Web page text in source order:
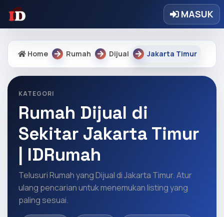
MASUK
Home Rumah Dijual Jakarta Timur
KATEGORI
Rumah Dijual di
Sekitar Jakarta Timur
| IDRumah
Telusuri Rumah yang Dijual di Jakarta Timur. Atur
ulang pencarian untuk menemukan listing yang
paling sesuai.